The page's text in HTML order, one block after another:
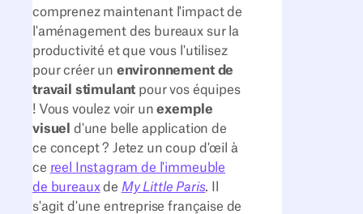
comprenez maintenant l'impact de
l'aménagement des bureaux sur la
productivité et que vous l'utilisez
pour créer un environnement de
travail stimulant pour vos équipes
! Vous voulez voir unexemple
visuel
d'une belle application de
ce concept ? Jetez un coup d'œil à
ce reel Instagram de l'immeuble
de bureauxde My Little Paris. Il
s'agit d'une entreprise française de